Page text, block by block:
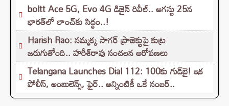
boltt Ace 5G, Evo 4G డిజైన్ రివీల్.. ఆగస్టు 25న
భారత్‌లో లాంచ్‌కు సిద్ధం..!
Harish Rao: సమ్మక్క సాగర్ ప్రాజెక్టుపై కుట్ర
జరుగుతోంది.. హరీశ్‌రావు సంచలన ఆరోపణలు
Telangana Launches Dial 112: 100కు గుడ్‌బై! ఇక
పోలీస్, అంబులెన్స్, ఫైర్.. అన్నింటికీ ఒకే నంబర్..